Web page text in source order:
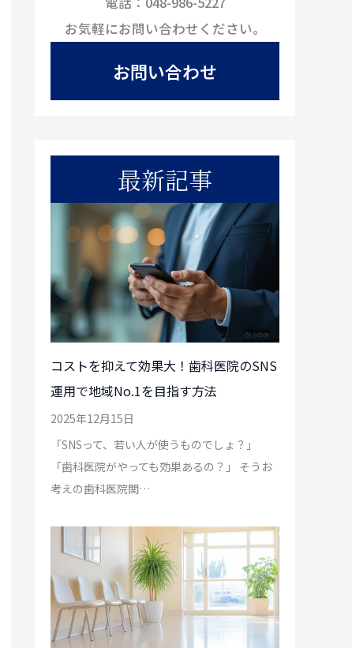
お気軽にお問い合わせください。
お問い合わせ
最新記事
コストを抑えて効果大！歯科医院のSNS
運用で地域No.1を目指す方法
2025年12月15日
「SNSって、若い人が使うものでしょ？」
「歯科医院がやっても効果あるの？」 そうお
考えの歯科医院関…